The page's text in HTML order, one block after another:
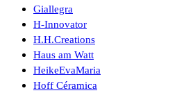
Giallegra
H-Innovator
H.H.Creations
Haus am Watt
HeikeEvaMaria
Hoff Céramica